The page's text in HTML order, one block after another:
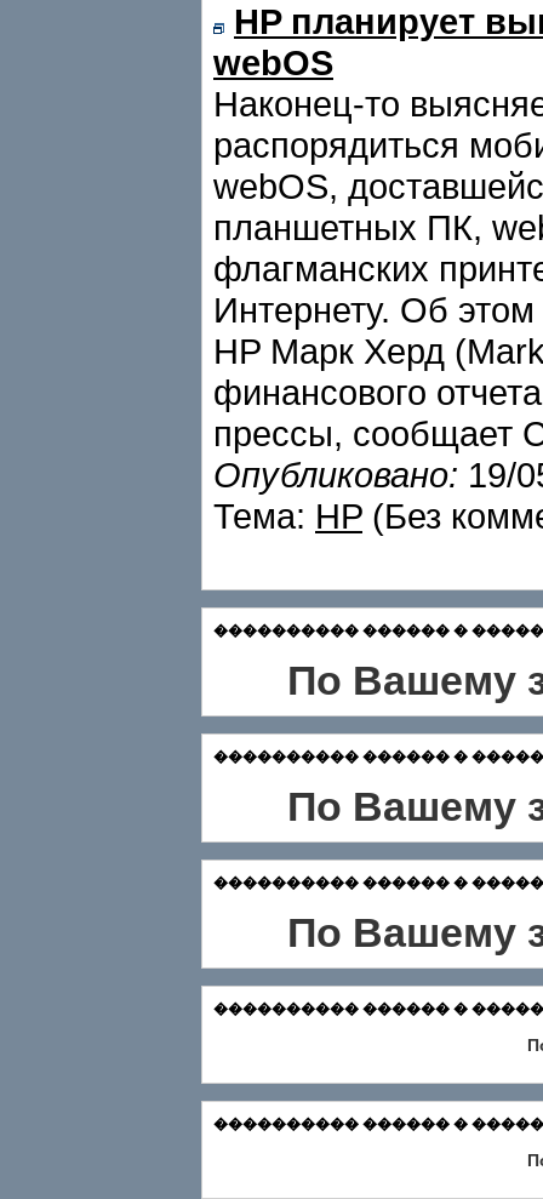
HP планирует
webOS
Наконец-то
распорядиться
webOS,
планшетных ПК,
флагманских
Интернету. Об
HP Марк Херд
финансового
прессы, сообщает
Опубликовано: 19/
Тема: HP (Без
���������� ������ � �������
По Вашему
���������� ������ � �������
По Вашему
���������� ������ � �������
По Вашему
���������� ������ � �������
���������� ������ �